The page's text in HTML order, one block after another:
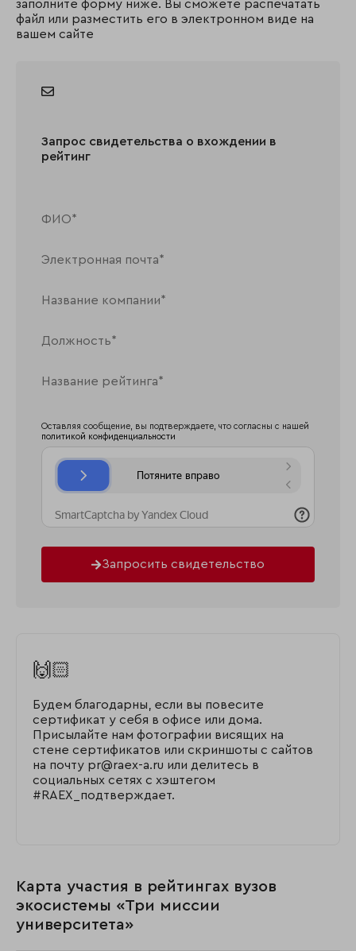
заполните форму ниже. Вы сможете распечатать
файл или разместить его в электронном виде на
вашем сайте
Запрос свидетельства о вхождении в
рейтинг
Оставляя сообщение, вы подтверждаете, что согласны с нашей
политикой конфиденциальности
Запросить свидетельство
🙌🏻
Будем благодарны, если вы повесите
сертификат у себя в офисе или дома.
Присылайте нам фотографии висящих на
стене сертификатов или скриншоты с сайтов
на почту pr@raex-a.ru или делитесь в
социальных сетях с хэштегом
#RAEX_подтверждает.
Карта участия в рейтингах вузов
экосистемы «Три миссии
университета»